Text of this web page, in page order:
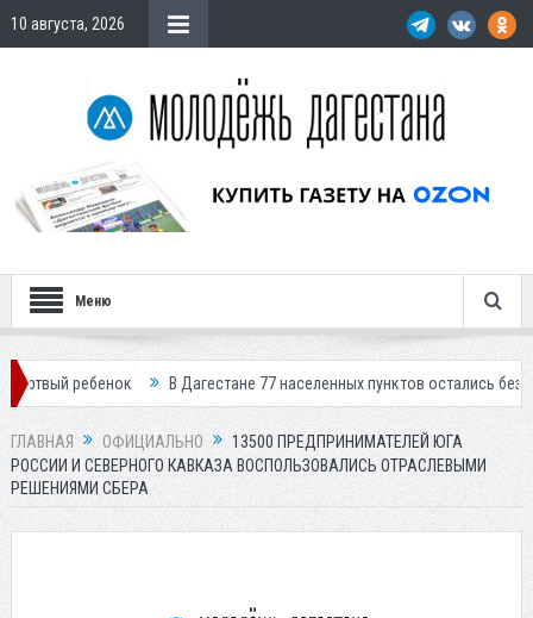
10 августа, 2026
Меню
В Дагестане 77 населенных пунктов остались без света В
ГЛАВНАЯ ОФИЦИАЛЬНО
13500 ПРЕДПРИНИМАТЕЛЕЙ ЮГА
РОССИИ И СЕВЕРНОГО КАВКАЗА ВОСПОЛЬЗОВАЛИСЬ ОТРАСЛЕВЫМИ
РЕШЕНИЯМИ СБЕРА